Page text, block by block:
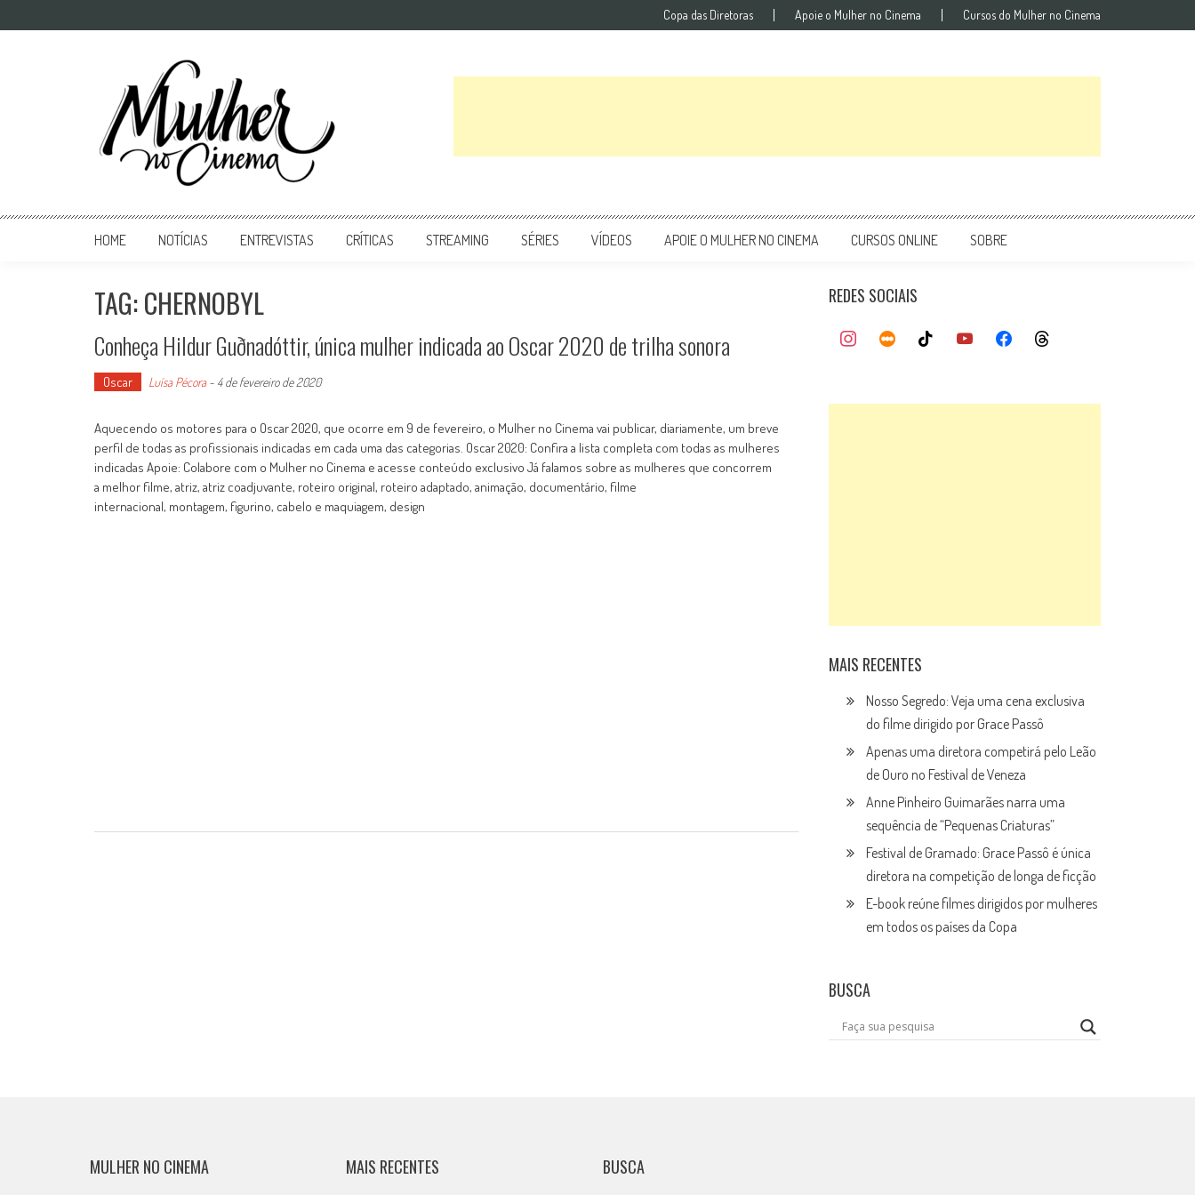
Copa das Diretoras Apoie o Mulher no Cinema Cursos do Mulher no Cinema
Mulher no Cinema
HOME NOTÍCIAS ENTREVISTAS CRÍTICAS STREAMING SÉRIES VÍDEOS APOIE O MULHER NO CINEMA CURSOS ONLINE SOBRE
TAG: CHERNOBYL
Conheça Hildur Guðnadóttir, única mulher indicada ao Oscar 2020 de trilha sonora
Oscar Luísa Pécora- 4 de fevereiro de 2020
Aquecendo os motores para o Oscar 2020, que ocorre em 9 de fevereiro, o Mulher no Cinema vai publicar, diariamente, um breve
perfil de todas as profissionais indicadas em cada uma das categorias. Oscar 2020: Confira a lista completa com todas as mulheres
indicadas Apoie: Colabore com o Mulher no Cinema e acesse conteúdo exclusivo Já falamos sobre as mulheres que concorrem
a melhor filme, atriz, atriz coadjuvante, roteiro original, roteiro adaptado, animação, documentário, filme
internacional, montagem, figurino, cabelo e maquiagem, design
REDES SOCIAIS
MAIS RECENTES
Nosso Segredo: Veja uma cena exclusiva
do filme dirigido por Grace Passô
Apenas uma diretora competirá pelo Leão
de Ouro no Festival de Veneza
Anne Pinheiro Guimarães narra uma
sequência de “Pequenas Criaturas”
Festival de Gramado: Grace Passô é única
diretora na competição de longa de ficção
E-book reúne filmes dirigidos por mulheres
em todos os países da Copa
BUSCA
MULHER NO CINEMA MAIS RECENTES BUSCA